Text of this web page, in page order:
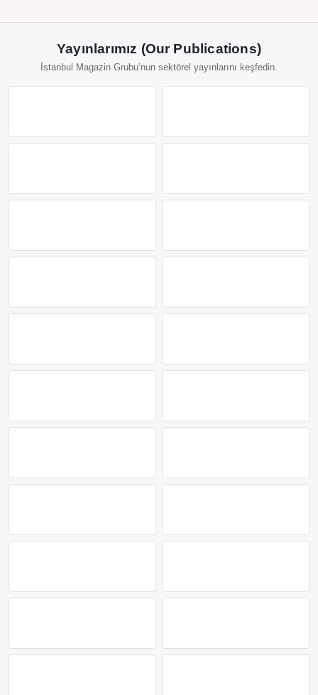
Yayınlarımız (Our Publications)
İstanbul Magazin Grubu’nun sektörel yayınlarını keşfedin.